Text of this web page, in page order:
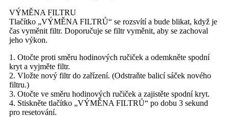
VÝMĚNA FILTRU
Tlačítko „VÝMĚNA FILTRŮ“ se rozsvítí a bude blikat, když je
čas vyměnit filtr. Doporučuje se filtr vyměnit, aby se zachoval
jeho výkon.
1. Otočte proti směru hodinových ručiček a odemkněte spodní
kryt a vyjměte filtr.
2. Vložte nový filtr do zařízení. (Odstraňte balicí sáček nového
filtru.)
3. Otočte ve směru hodinových ručiček a zajistěte spodní kryt.
4. Stiskněte tlačítko „VÝMĚNA FILTRŮ“ po dobu 3 sekund
pro resetování.